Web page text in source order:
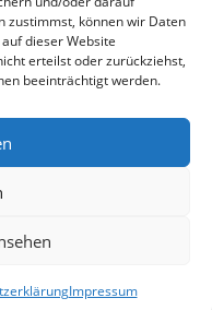
zustimmst, können wir Daten
dieser Website
erteilst oder zurückziehst,
beeinträchtigt werden.
Impressum
uns wichtig! Haben Sie eine
Sie uns Bitte